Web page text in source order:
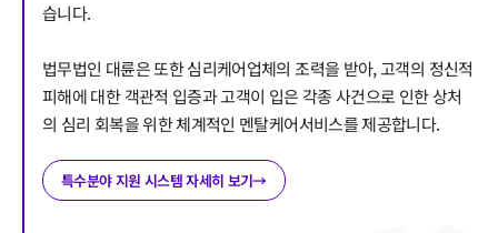
습니다.
법무법인 대륜은 또한 심리케어업체의 조력을 받아, 고객의 정신적
피해에 대한 객관적 입증과 고객이 입은 각종 사건으로 인한 상처
의 심리 회복을 위한 체계적인 멘탈케어서비스를 제공합니다.
특수분야 지원 시스템 자세히 보기→